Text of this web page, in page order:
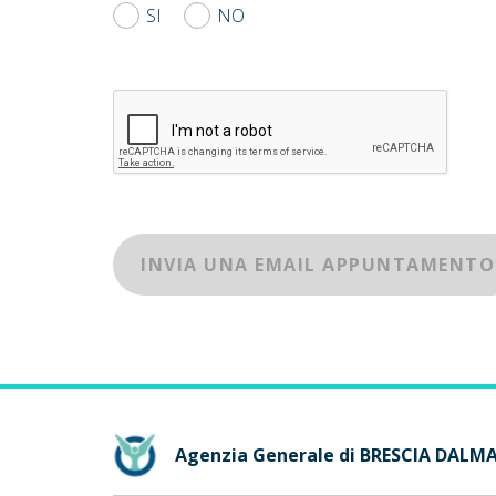
SI NO
INVIA UNA EMAIL APPUNTAMENTO
Agenzia Generale di BRESCIA